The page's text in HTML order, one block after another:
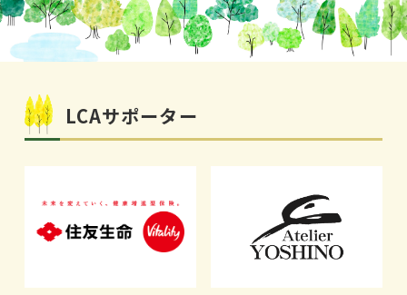
LCAサポーター